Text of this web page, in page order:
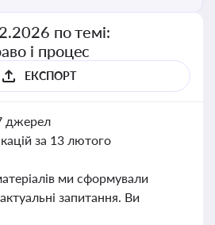
по темі:
і процес
ЕКСПОРТ
джерел
за 13 лютого
ми сформували
запитання. Ви